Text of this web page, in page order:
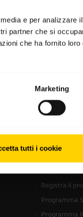
e per analizzare il
partner che si
che ha fornito loro
Marketing
tutti i cookie
Contatta il
Supporto
Registra il
Programma
Programma